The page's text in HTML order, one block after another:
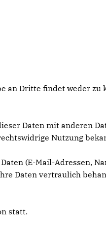
an Dritte findet weder zu
Daten mit anderen
Nutzung
(E-Mail-Adressen,
Daten vertraulich
statt.